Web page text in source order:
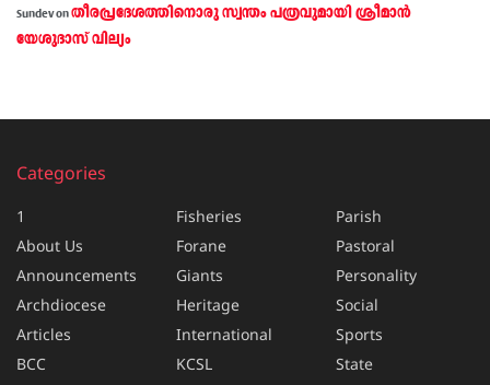
Sundevonതീരപ്രദേശത്തിനൊരു സ്വന്തം പത്രവുമായി ശ്രീമാന്‍
യേശുദാസ് വില്യം
Categories
1
About Us
Announcements
Archdiocese
Articles
BCC
Fisheries
Forane
Giants
Heritage
International
KCSL
Parish
Pastoral
Personality
Social
Sports
State